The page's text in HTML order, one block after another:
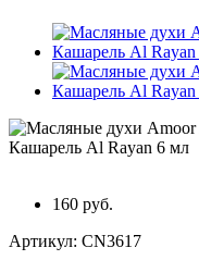
160 руб.
Артикул: CN3617